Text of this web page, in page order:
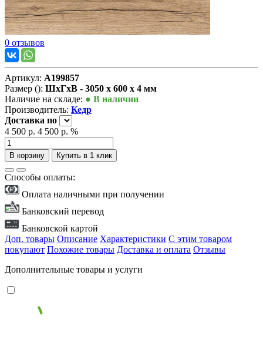
0 отзывов
Артикул: А199857
Размер (): ШxГxВ - 3050 x 600 x 4 мм
Наличие на складе: ● В наличии
Производитель: Кедр
Доставка по
4 500 р. 4 500 р. %
В корзину Купить в 1 клик
Способы оплаты:
Оплата наличными при получении
Банковский перевод
Банковской картой
Доп. товары Описание Характеристики С этим товаром
покупают Похожие товары Доставка и оплата Отзывы
Дополнительные товары и услуги